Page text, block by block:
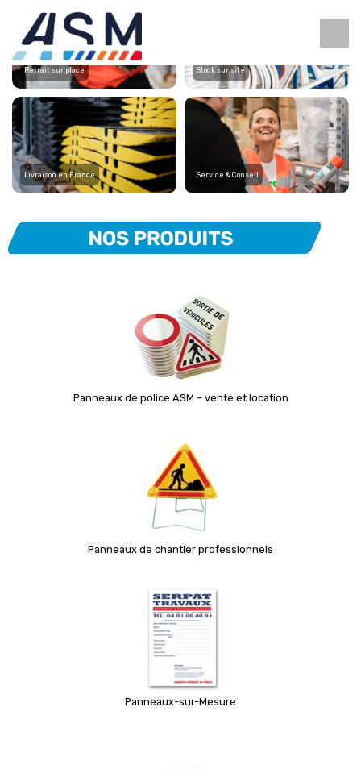
Retrait sur place Stock sur site
Livraison en France Service & Conseil
Panneaux de police ASM – vente et location
Panneaux de chantier professionnels
Panneaux-sur-Mesure